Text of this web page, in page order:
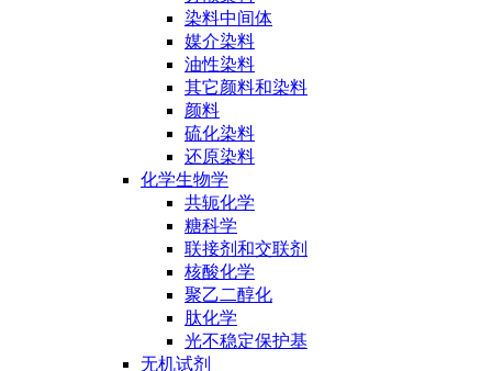
染料中间体
媒介染料
油性染料
其它颜料和染料
颜料
硫化染料
还原染料
化学生物学
共轭化学
糖科学
联接剂和交联剂
核酸化学
聚乙二醇化
肽化学
光不稳定保护基
无机试剂